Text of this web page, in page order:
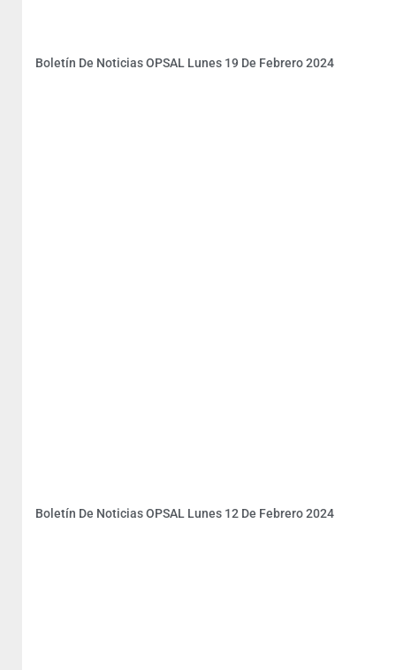
Boletín De Noticias OPSAL Lunes 19 De Febrero 2024
Boletín De Noticias OPSAL Lunes 12 De Febrero 2024